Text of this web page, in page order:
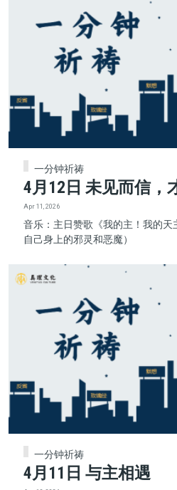
一分钟祈祷
4月12日 未见而信，
Apr 11, 2026
音乐：主日赞歌《我的主！我的天
自己身上的邪灵和恶魔）
一分钟祈祷
4月11日 与主相遇